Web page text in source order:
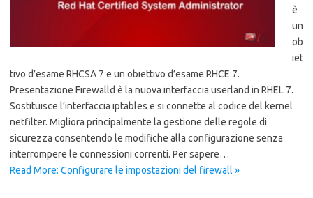
è
un
ob
iet
tivo d’esame RHCSA 7 e un obiettivo d’esame RHCE 7.
Presentazione Firewalld è la nuova interfaccia userland in RHEL 7.
Sostituisce l’interfaccia iptables e si connette al codice del kernel
netfilter. Migliora principalmente la gestione delle regole di
sicurezza consentendo le modifiche alla configurazione senza
interrompere le connessioni correnti. Per sapere…
Read More: Configurare le impostazioni del firewall »